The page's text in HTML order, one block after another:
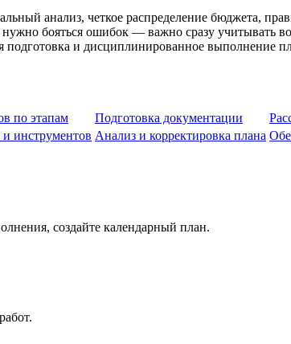
анализ, четкое распределение бюджета,
бояться ошибок — важно сразу учитывать
подготовка и дисциплинированное
по этапам Подготовка документации
инструментов Анализ и корректировка плана
создайте календарный план.